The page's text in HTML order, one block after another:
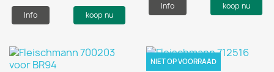
Info koop nu
Info koop nu
NIET OP VOORRAAD